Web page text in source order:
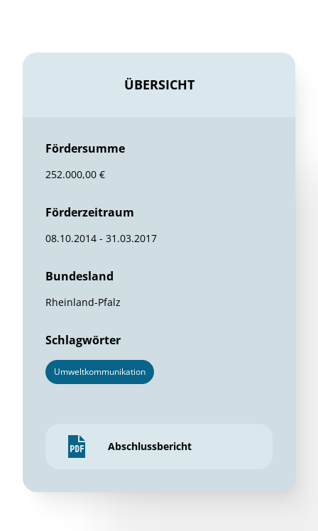
ÜBERSICHT
Fördersumme
252.000,00 €
Förderzeitraum
08.10.2014 - 31.03.2017
Bundesland
Rheinland-Pfalz
Schlagwörter
Umweltkommunikation
Abschlussbericht